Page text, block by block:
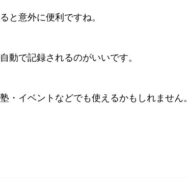
と意外に便利ですね。
動で記録されるのがいいです。
・イベントなどでも使えるかもしれません